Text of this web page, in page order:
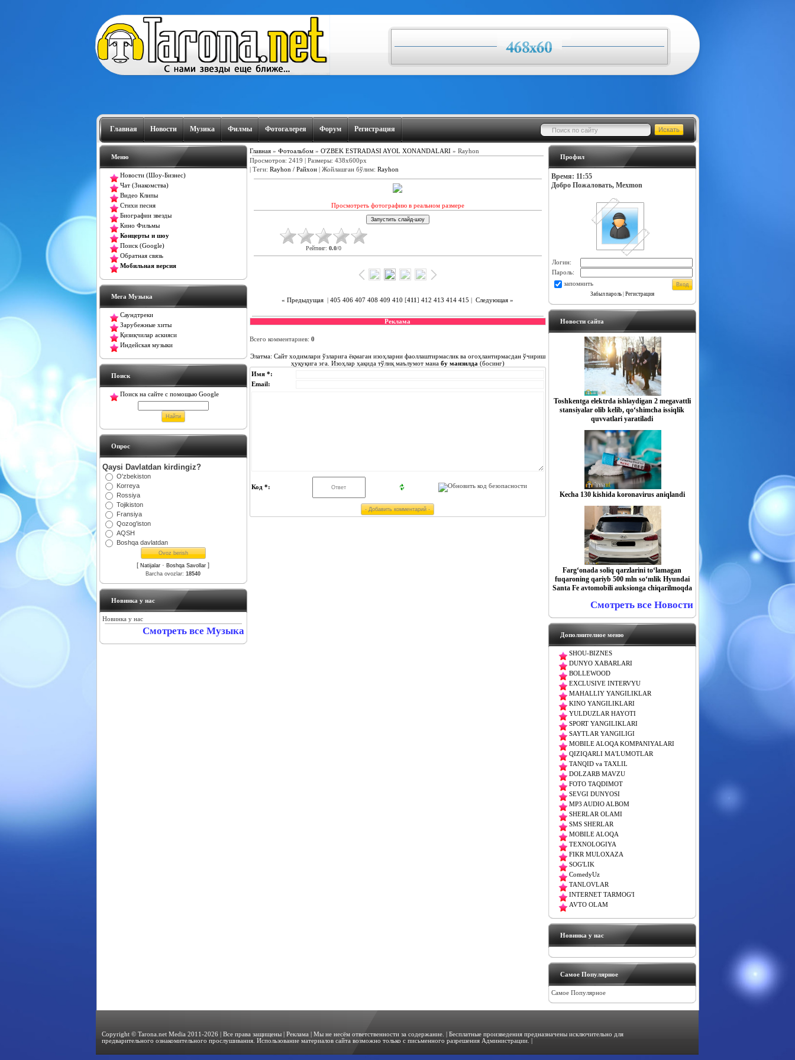
Главная Новости Музика Филмы Фотогалерея Форум Регистрация
Меню
Новости (Шоу-Бизнес)
Чат (Знакомства)
Видео Клипы
Стихи песня
Биографии звезды
Кино Фильмы
Концерты и шоу
Поиск (Google)
Обратная связь
Мобильная версия
Мега Музыка
Саундтреки
Зарубежные хиты
Қизиқчилар аскияси
Индейская музыки
Поиск
Поиск на сайте с помощью Google
Oпрос
Qaysi Davlatdan kirdingiz?
O'zbekiston
Korreya
Rossiya
Tojikiston
Fransiya
Qozog'iston
AQSH
Boshqa davlatdan
[ Natijalar · Boshqa Savollar ]
Barcha ovozlar: 18540
Новинка у нас
Новинка у нас
Смотреть все Музыка
Главная» Фотоальбом» O'ZBEK ESTRADASI AYOL XONANDALARI» Rayhon
Просмотров: 2419 | Размеры: 438x600px
Теги: Rayhon / Райхон| Жойлашган бўлим: Rayhon
Просмотреть фотографию в реальном размере
Рейтинг: 0.0/0
« Предыдущая 405 406 407 408 409 410 [411 ] 412 413 414 415 Следующая »
Реклама
Всего комментариев: 0
Элатма: Сайт ходимлари ўзларига ёқмаган изоҳларни фаоллаштирмаслик ва огоҳлантирмасдан ўчириш
ҳуқуқига эга. Изоҳлар ҳақида тўлиқ маълумот манабу манзилда (босинг)
Имя *:
Email:
Код *:
Профил
Время: 11:55
Добро Пожаловать, Mexmon
Логин:
Пароль:
запомнить
Забыл пароль| Регистрация
Новости сайта
Toshkentga elektrda ishlaydigan 2 megavattli
stansiyalar olib kelib, qo‘shimcha issiqlik
quvvatlari yaratiladi
Kecha 130 kishida koronavirus aniqlandi
Farg‘onada soliq qarzlarini to‘lamagan
fuqaroning qariyb 500 mln so‘mlik Hyundai
Santa Fe avtomobili auksionga chiqarilmoqda
Смотреть все Новости
Дополнителное меню
SHOU-BIZNES
DUNYO XABARLARI
BOLLEWOOD
EXCLUSIVE INTERVYU
MAHALLIY YANGILIKLAR
KINO YANGILIKLARI
YULDUZLAR HAYOTI
SPORT YANGILIKLARI
SAYTLAR YANGILIGI
MOBILE ALOQA KOMPANIYALARI
QIZIQARLI MA'LUMOTLAR
TANQID va TAXLIL
DOLZARB MAVZU
FOTO TAQDIMOT
SEVGI DUNYOSI
MP3 AUDIO ALBOM
SHERLAR OLAMI
SMS SHERLAR
MOBILE ALOQA
TEXNOLOGIYA
FIKR MULOXAZA
SOG'LIK
ComedyUz
TANLOVLAR
INTERNET TARMOG'I
AVTO OLAM
Новинка у нас
Самое Популярное
Самое Популярное
Copyright © Tarona.net Media 2011-2026 | Все права защищены |Реклама
| Мы не несём ответственности за содержание. | Бесплатные произведения предназначены исключительно для
предварительного ознакомительного прослушивания. Использование материалов сайта возможно только с письменного разрешения Администрации. |